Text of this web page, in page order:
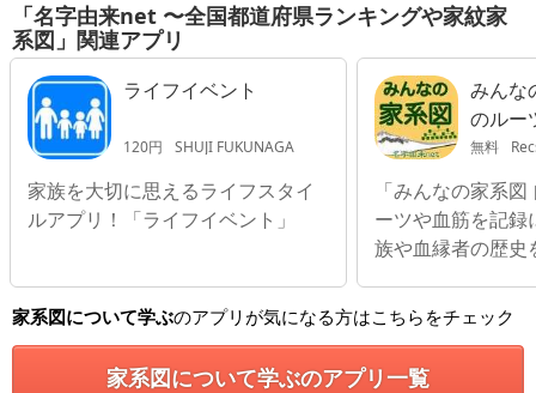
「名字由来net 〜全国都道府県ランキングや家紋家
系図」関連アプリ
ライフイベント
120円 SHUJI FUKUNAGA
家族を大切に思えるライフスタイ
ルアプリ！「ライフイベント」
みんな
のルー
そう
無料
「みんなの家系
ーツや血筋を記録
族や血縁者の歴史
家系図について学ぶのアプリが気になる方はこちらをチェック
家系図について学ぶのアプリ一覧